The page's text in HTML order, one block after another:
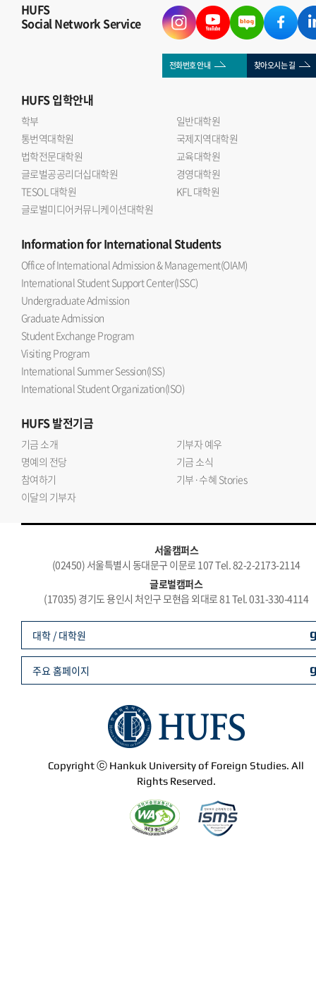
HUFS
Social Network Service
전화번호 안내 찾아오시는 길
HUFS입학안내
학부
일반대학원
통번역대학원
국제지역대학원
법학전문대학원
교육대학원
글로벌공공리더십대학원
경영대학원
TESOL 대학원
KFL 대학원
글로벌미디어커뮤니케이션대학원
Informationfor International Students
Office of International Admission & Management(OIAM)
International Student Support Center(ISSC)
Undergraduate Admission
Graduate Admission
Student Exchange Program
Visiting Program
International Summer Session(ISS)
International Student Organization(ISO)
HUFS발전기금
기금 소개
기부자 예우
명예의 전당
기금 소식
참여하기
기부·수혜 Stories
이달의 기부자
서울캠퍼스
(02450) 서울특별시 동대문구 이문로 107 Tel. 82-2-2173-2114
글로벌캠퍼스
(17035) 경기도 용인시 처인구 모현읍 외대로 81 Tel. 031-330-4114
Copyright ⓒ Hankuk University of Foreign Studies. All
Rights Reserved.
대학 / 대학원
주요 홈페이지